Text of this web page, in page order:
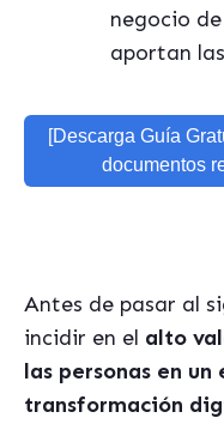
negocio
aportan
[Descarga Guía
documentos
Antes de pasar al
incidir en el alto
las personas en
transformación